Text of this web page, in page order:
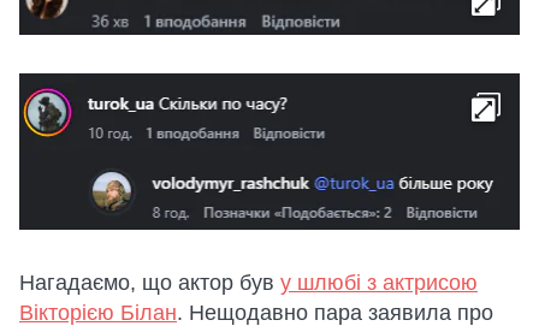
Нагадаємо, що актор був у шлюбі з актрисою
Вікторією Білан. Нещодавно пара заявила про